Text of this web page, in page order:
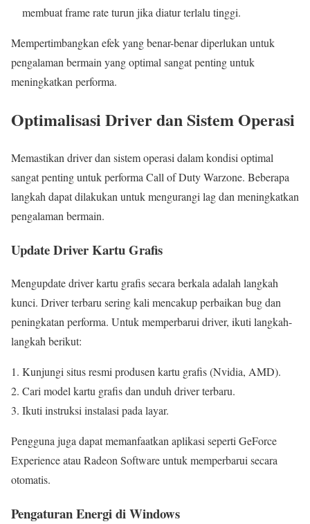
membuat frame rate turun jika diatur terlalu tinggi.
Mempertimbangkan efek yang benar-benar diperlukan untuk
pengalaman bermain yang optimal sangat penting untuk
meningkatkan performa.
Optimalisasi Driver dan Sistem Operasi
Memastikan driver dan sistem operasi dalam kondisi optimal
sangat penting untuk performa Call of Duty Warzone. Beberapa
langkah dapat dilakukan untuk mengurangi lag dan meningkatkan
pengalaman bermain.
Update Driver Kartu Grafis
Mengupdate driver kartu grafis secara berkala adalah langkah
kunci. Driver terbaru sering kali mencakup perbaikan bug dan
peningkatan performa. Untuk memperbarui driver, ikuti langkah-
langkah berikut:
Kunjungi situs resmi produsen kartu grafis (Nvidia, AMD).
Cari model kartu grafis dan unduh driver terbaru.
Ikuti instruksi instalasi pada layar.
Pengguna juga dapat memanfaatkan aplikasi seperti GeForce
Experience atau Radeon Software untuk memperbarui secara
otomatis.
Pengaturan Energi di Windows